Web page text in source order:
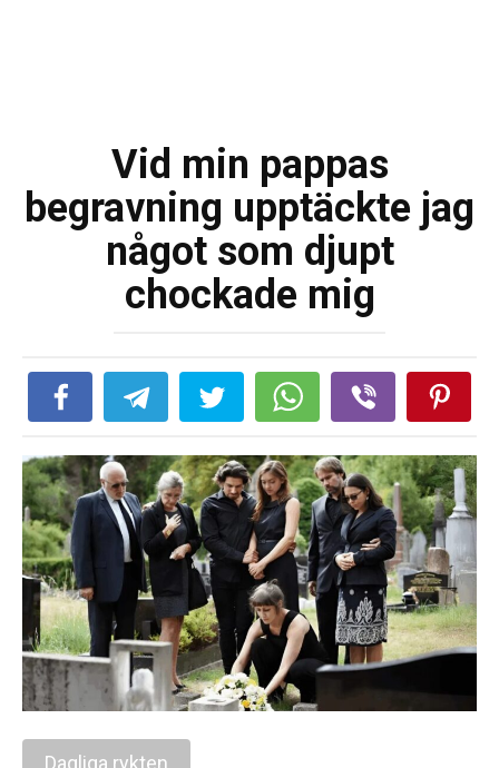
Vid min pappas
begravning upptäckte jag
något som djupt
chockade mig
Dagliga rykten